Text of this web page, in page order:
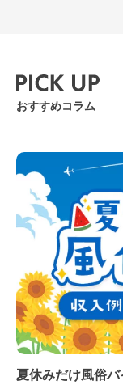
おすすめコラム
夏休みだけ風俗